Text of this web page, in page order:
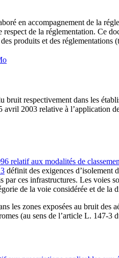
en accompagnement de la
de la réglementation. Ce
produits et des réglementations
respectivement dans les
2003 relative à l’application
relatif aux modalités de
définit des exigences d’isolement
ces infrastructures. Les voies
de la voie considérée et de la
les zones exposées au bruit des
(au sens de l’article L. 147-3